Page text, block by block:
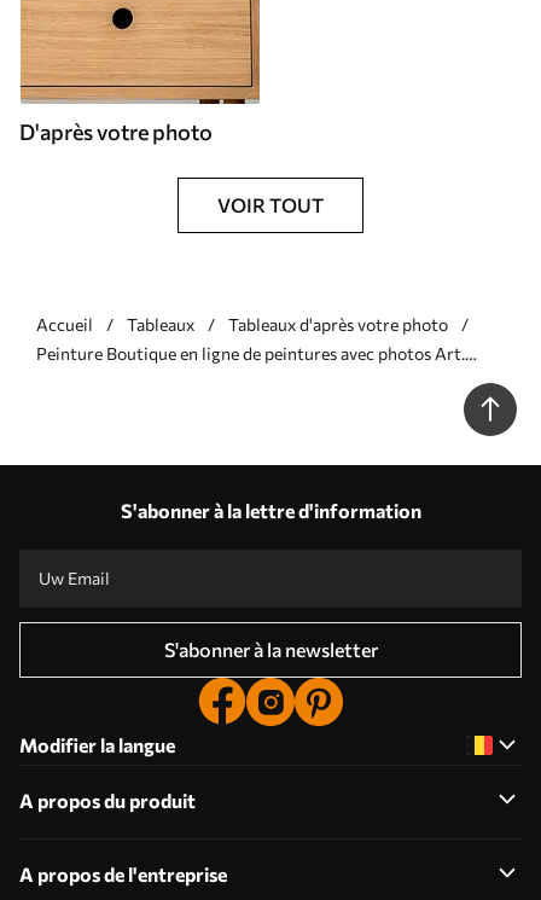
D'après votre photo
VOIR TOUT
Accueil Tableaux
Tableaux d'après votre photo
Peinture Boutique en ligne de peintures avec photos Art.
S'abonner à la lettre d'information
S'abonner à la newsletter
Modifier la langue
A propos du produit
A propos de l'entreprise